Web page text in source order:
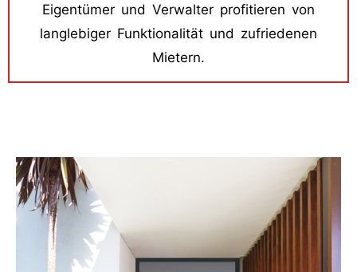
Eigentümer und Verwalter profitieren von
langlebiger Funktionalität und zufriedenen
Mietern.